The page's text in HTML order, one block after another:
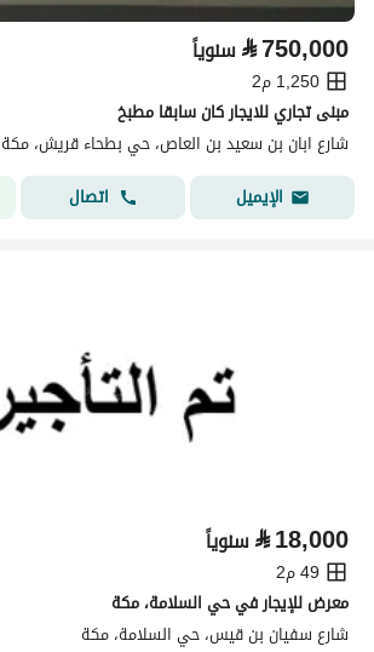
⃁750,000 سنوياً
1,250 م2
مبنى تجاري للايجار كان سابقا مطبخ
شارع ابان بن سعيد بن العاص، حي بطحاء قريش، مكة
الإيميل
اتصال
⃁18,000 سنوياً
49 م2
معرض للإيجار في حي السلامة، مكة
شارع سفيان بن قيس، حي السلامة، مكة